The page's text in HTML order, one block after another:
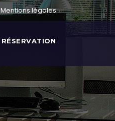
Mentions légales
RÉSERVATION